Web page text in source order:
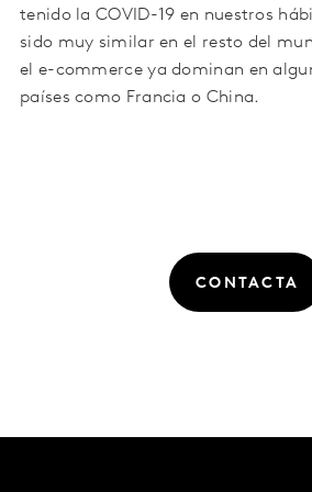
tenido la COVID-19 en nuestros
sido muy similar en el resto del
el e-commerce ya dominan en
países como Francia o China.
CONTACTA